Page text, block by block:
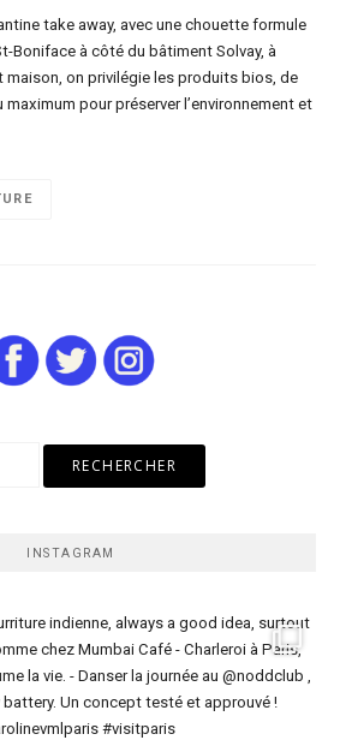
take away, avec une chouette formule
Boniface à côté du bâtiment Solvay, à
maison, on privilégie les produits bios, de
pour préserver l’environnement et
INSTAGRAM